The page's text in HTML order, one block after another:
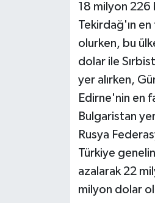
18 milyon 226
Tekirdağ'ın
olurken, bu
dolar ile
yer alırken,
Edirne'nin en
Bulgaristan
Rusya
Türkiye
azalarak 22
milyon dolar